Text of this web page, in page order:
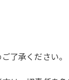
了承ください。